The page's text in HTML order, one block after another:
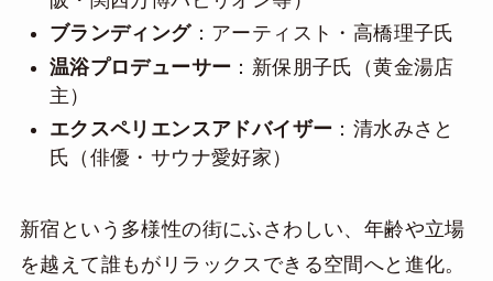
ブランディング：アーティスト・高橋理子氏
温浴プロデューサー ：新保朋子氏（黄金湯店
主）
エクスペリエンスアドバイザー ：清水みさと
氏（俳優・サウナ愛好家）
新宿という多様性の街にふさわしい、年齢や立場
を越えて誰もがリラックスできる空間へと進化。